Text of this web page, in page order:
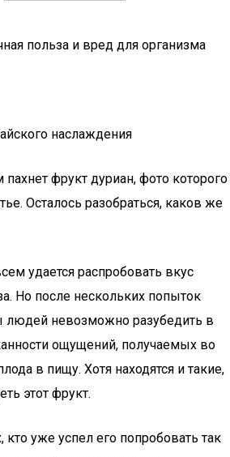
польза и вред для организма
наслаждения
фрукт дуриан, фото которого
Осталось разобраться, каков же
удается распробовать вкус
Но после нескольких попыток
невозможно разубедить в
ощущений, получаемых во
в пищу. Хотя находятся и такие,
этот фрукт.
кто уже успел его попробовать так